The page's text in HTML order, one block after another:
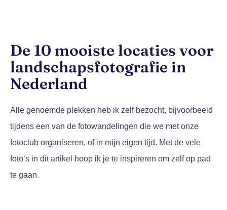
De 10 mooiste locaties voor
landschapsfotografie in
Nederland
Alle genoemde plekken heb ik zelf bezocht, bijvoorbeeld
tijdens een van de fotowandelingen die we met onze
fotoclub organiseren, of in mijn eigen tijd. Met de vele
foto’s in dit artikel hoop ik je te inspireren om zelf op pad
te gaan.